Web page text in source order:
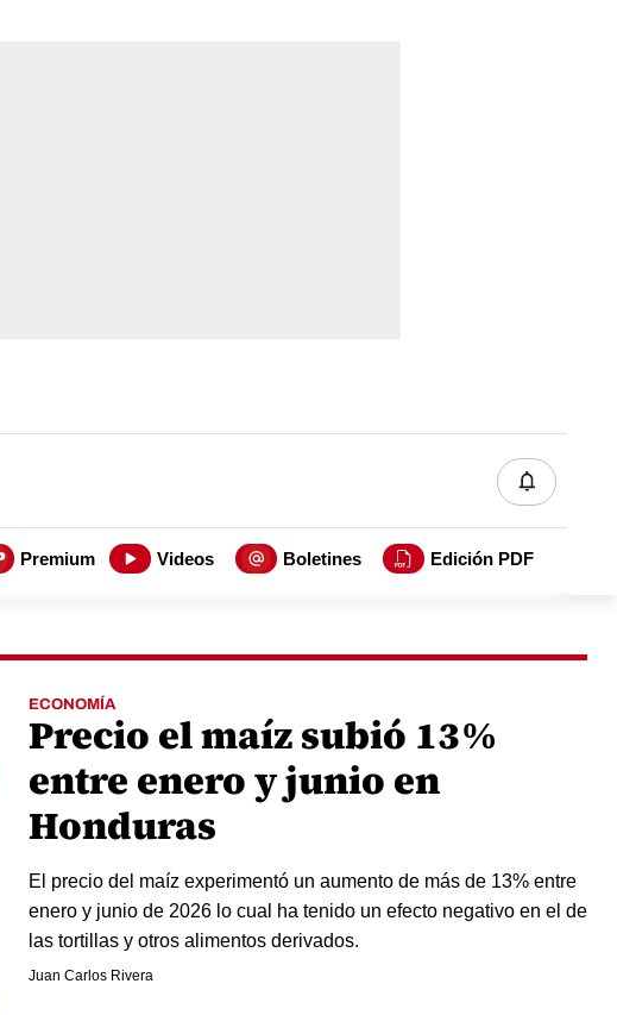
Premium Videos Boletines Edición PDF
ECONOMÍA
Precio el maíz subió 13%
entre enero y junio en
Honduras
El precio del maíz experimentó un aumento de más de 13% entre
enero y junio de 2026 lo cual ha tenido un efecto negativo en el de
las tortillas y otros alimentos derivados.
Juan Carlos Rivera